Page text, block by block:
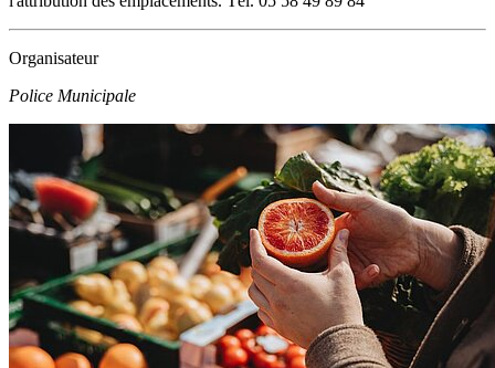
Organisateur
Police Municipale